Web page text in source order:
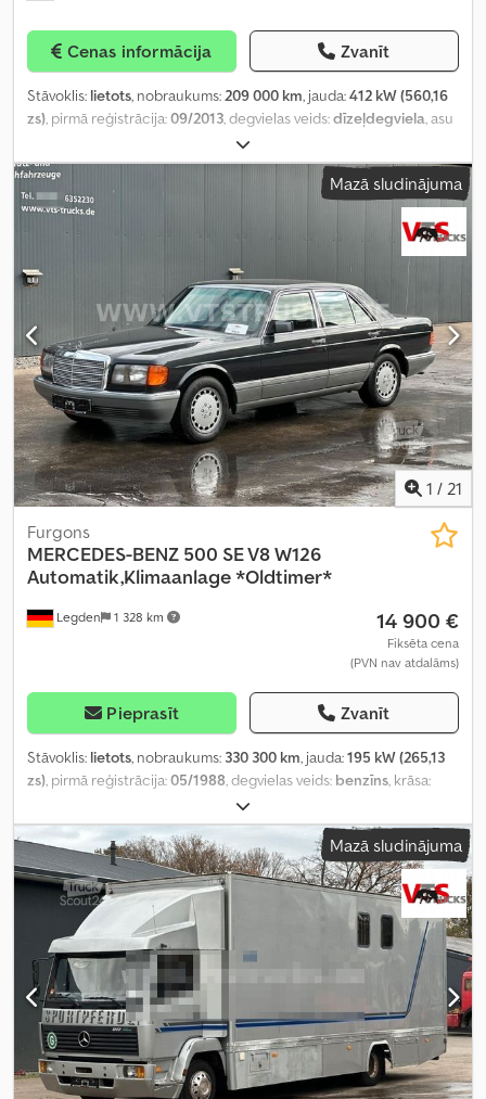
Cenas informācija Zvanīt
Stāvoklis: lietots, nobraukums:209 000 km, jauda:412 kW (560,16
zs), pirmā reģistrācija:09/2013, degvielas veids:dīzeļdegviela, asu
retardētājs
pārnesuma veids:daļēji automātisks, emisijas klase:Euro 5,
iekraušanas telpas tilpums:
, Aprīkojums: ABS, celtnis,
elektroniskā stabilitātes programma (ESP), gaisa
kondicionēšana, kompresors, navigācijas sistēma, stāvvietas
Mazā sludinājuma
1 / 21
Legden 1 328 km
Furgons
MERCEDES-BENZ 500 SE V8 W126
Automatik,Klimaanlage *Oldtimer*
14 900 €
Fiksēta cena
(PVN nav atdalāms)
Pieprasīt Zvanīt
Stāvoklis: lietots, nobraukums: 330 300 km, jauda:195 kW (265,13
zs), pirmā reģistrācija:05/1988, degvielas veids: benzīns, krāsa:
automātisks
kondicionēšana,
Mazā sludinājuma